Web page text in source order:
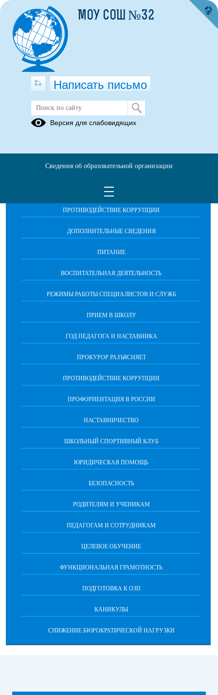
Публикации за 21.10.2025
ОБРАЩЕНИЯ ГРАЖДАН
ПРОТИВОДЕЙСТВИЕ КОРРУПЦИИ
ДОПОЛНИТЕЛЬНЫЕ СВЕДЕНИЯ
ПИТАНИЕ
ВОСПИТАТЕЛЬНАЯ ДЕЯТЕЛЬНОСТЬ
РЕЖИМЫ РАБОТЫ СПЕЦИАЛИСТОВ И СЛУЖБ
ПРИЕМ В ШКОЛУ
ГОД ПЕДАГОГА И НАСТАВНИКА
ПРОКУРОР РАЗЪЯСНЯЕТ
ПРОТИВОДЕЙСТВИЕ КОРРУПЦИИ
ПРОФОРИЕНТАЦИЯ В РОССИИ
НАСТАВНИЧЕСТВО
ШКОЛЬНЫЙ СПОРТИВНЫЙ КЛУБ
ЮРИДИЧЕСКАЯ ПОМОЩЬ
БЕЗОПАСНОСТЬ
РОДИТЕЛЯМ И УЧЕНИКАМ
ПЕДАГОГАМ И СОТРУДНИКАМ
ЦЕЛЕВОЕ ОБУЧЕНИЕ
ФУНКЦИОНАЛЬНАЯ ГРАМОТНОСТЬ
ПОДГОТОВКА К ОЗП
КАНИКУЛЫ
СНИЖЕНИЕ БЮРОКРАТИЧЕСКОЙ НАГРУЗКИ
МОУ СОШ №32
Написать письмо
Версия для слабовидящих
Сведения об образовательной организации